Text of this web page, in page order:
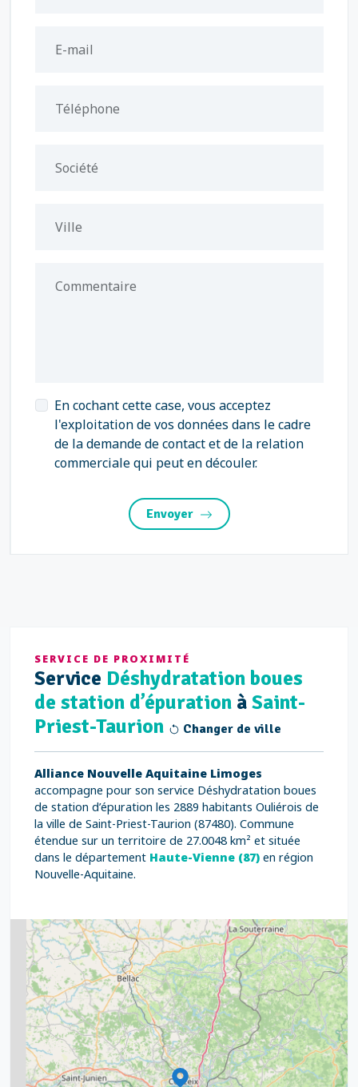
E-mail
Téléphone
Société
Ville
Commentaire
En cochant cette case, vous acceptez
l'exploitation de vos données dans le cadre
de la demande de contact et de la relation
commerciale qui peut en découler.
Envoyer
SERVICE DE PROXIMITÉ
Service Déshydratation boues
de station d’épuration àSaint-
Priest-Taurion
Changer de ville
Alliance Nouvelle Aquitaine Limoges
accompagne pour son service Déshydratation boues
de station d’épuration les 2889 habitants Ouliérois de
la ville de Saint-Priest-Taurion (87480). Commune
étendue sur un territoire de 27.0048 km² et située
dans le département Haute-Vienne (87) en région
Nouvelle-Aquitaine.
2
6
2
9
8
5
11
7